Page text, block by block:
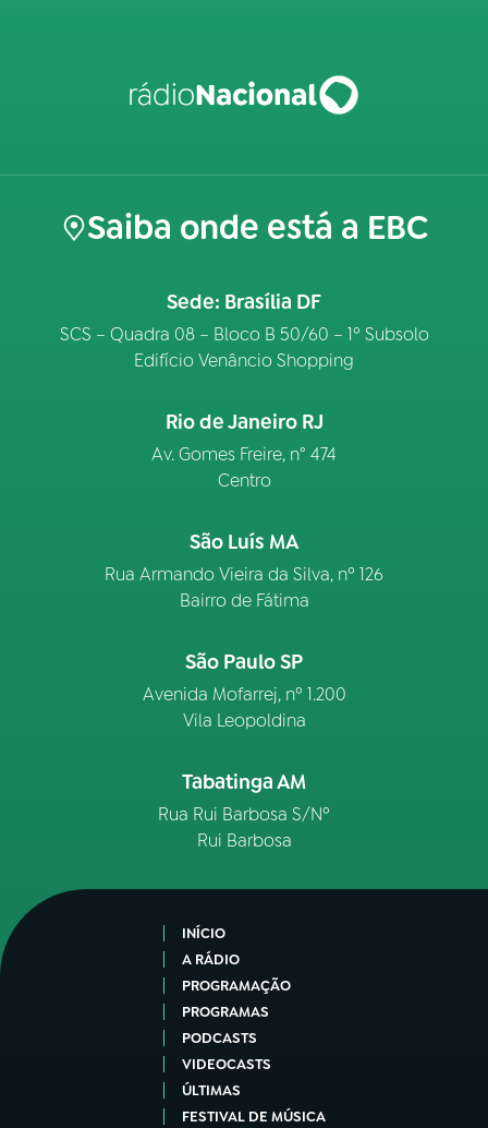
Saiba onde está a EBC
Sede: Brasília DF
SCS – Quadra 08 – Bloco B 50/60 – 1º Subsolo
Edifício Venâncio Shopping
Rio de Janeiro RJ
Av. Gomes Freire, n° 474
Centro
São Luís MA
Rua Armando Vieira da Silva, nº 126
Bairro de Fátima
São Paulo SP
Avenida Mofarrej, nº 1.200
Vila Leopoldina
Tabatinga AM
Rua Rui Barbosa S/Nº
Rui Barbosa
INÍCIO
A RÁDIO
PROGRAMAÇÃO
PROGRAMAS
PODCASTS
VIDEOCASTS
ÚLTIMAS
FESTIVAL DE MÚSICA